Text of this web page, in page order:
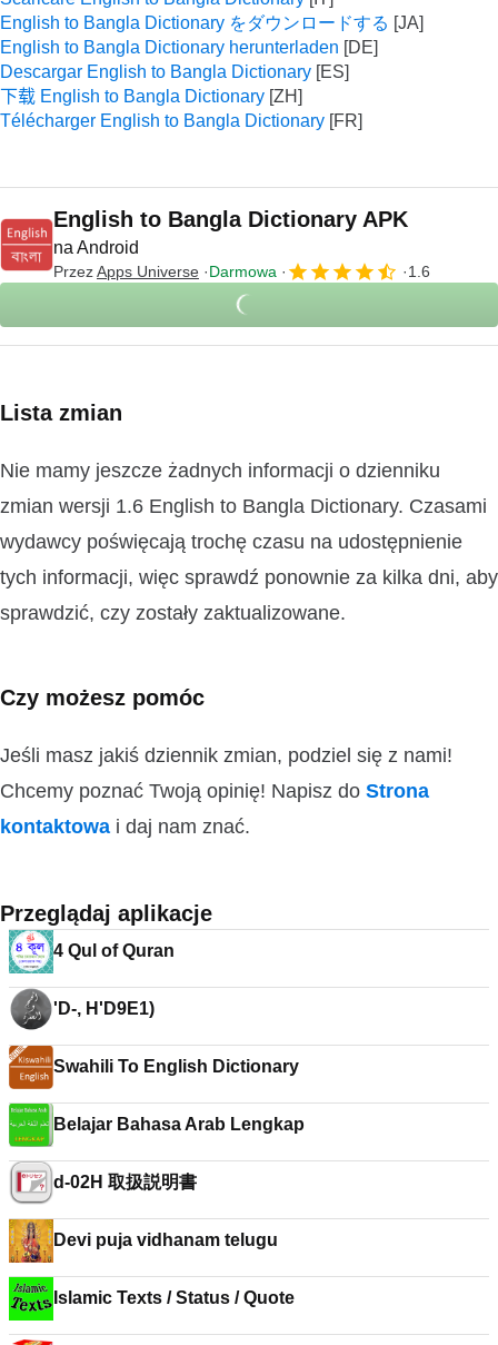
English to Bangla Dictionary をダウンロードする
English to Bangla Dictionary herunterladen
Descargar English to Bangla Dictionary
下载 English to Bangla Dictionary
Télécharger English to Bangla Dictionary
English to Bangla Dictionary APK
na Android
PrzezApps Universe Darmowa 1.6
Lista zmian
Nie mamy jeszcze żadnych informacji o dzienniku
zmian wersji 1.6 English to Bangla Dictionary. Czasami
wydawcy poświęcają trochę czasu na udostępnienie
tych informacji, więc sprawdź ponownie za kilka dni, aby
sprawdzić, czy zostały zaktualizowane.
Czy możesz pomóc
Jeśli masz jakiś dziennik zmian, podziel się z nami!
Chcemy poznać Twoją opinię! Napisz do Strona
kontaktowa i daj nam znać.
Przeglądaj aplikacje
4 Qul of Quran
'D-, H'D9E1)
Swahili To English Dictionary
Belajar Bahasa Arab Lengkap
d-02H 取扱説明書
Devi puja vidhanam telugu
Islamic Texts / Status / Quote